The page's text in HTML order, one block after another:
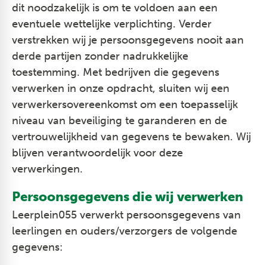
dit noodzakelijk is om te voldoen aan een
eventuele wettelijke verplichting. Verder
verstrekken wij je persoonsgegevens nooit aan
derde partijen zonder nadrukkelijke
toestemming. Met bedrijven die gegevens
verwerken in onze opdracht, sluiten wij een
verwerkersovereenkomst om een toepasselijk
niveau van beveiliging te garanderen en de
vertrouwelijkheid van gegevens te bewaken. Wij
blijven verantwoordelijk voor deze
verwerkingen.
Persoonsgegevens die wij verwerken
Leerplein055 verwerkt persoonsgegevens van
leerlingen en ouders/verzorgers de volgende
gegevens: